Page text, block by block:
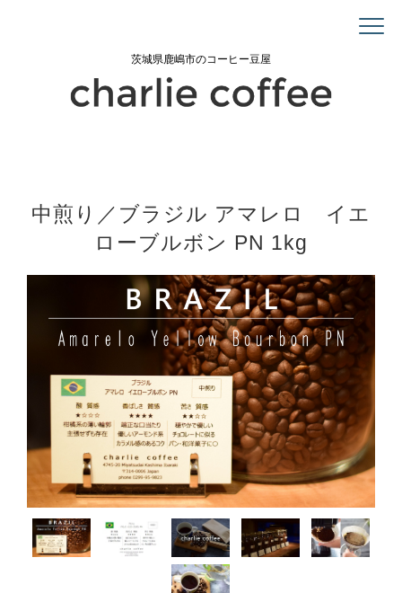
茨城県鹿嶋市のコーヒー豆屋
中煎り／ブラジル アマレロ イエ
ローブルボン PN 1kg